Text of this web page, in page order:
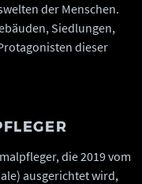
der Menschen.
Siedlungen,
dieser
die 2019 vom
ausgerichtet wird,